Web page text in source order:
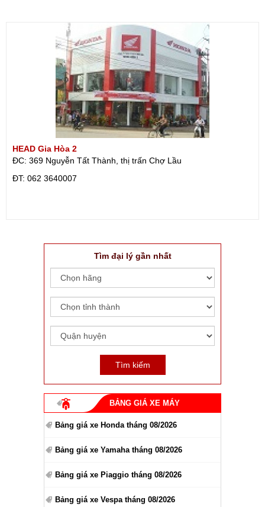
HEAD Gia Hòa 2
ĐC: 369 Nguyễn Tất Thành, thị trấn Chợ Lầu
ÐT: 062 3640007
Tìm đại lý gần nhất
BẢNG GIÁ XE MÁY
Bảng giá xe Honda tháng 08/2026
Bảng giá xe Yamaha tháng 08/2026
Bảng giá xe Piaggio tháng 08/2026
Bảng giá xe Vespa tháng 08/2026